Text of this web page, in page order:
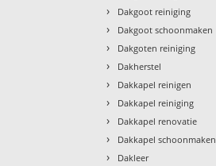
› Dakgoot reiniging
› Dakgoot schoonmaken
› Dakgoten reiniging
› Dakherstel
› Dakkapel reinigen
› Dakkapel reiniging
› Dakkapel renovatie
› Dakkapel schoonmaken
› Dakleer